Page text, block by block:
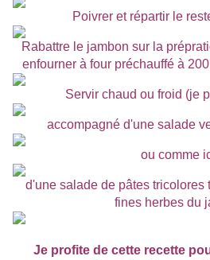
Poivrer et répartir le
Rabattre le jambon sur la
enfourner à four préchauffé à
Servir chaud ou froid (je
accompagné d'une salade
ou comme
d'une salade de pâtes tricolores
fines herbes du
Je profite de cette recette